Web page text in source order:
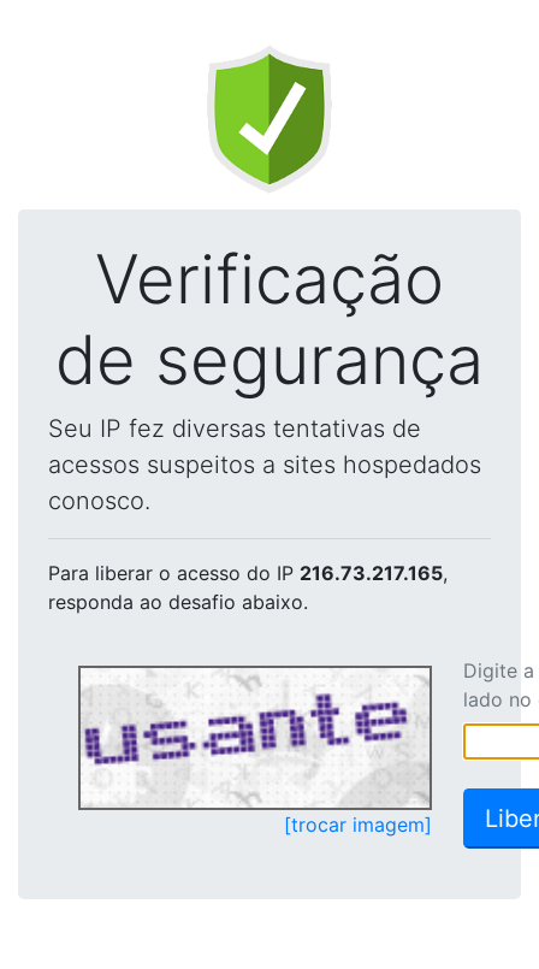
Verificação
de segurança
Seu IP fez diversas tentativas de
acessos suspeitos a sites hospedados
conosco.
Para liberar o acesso do IP 216.73.217.165,
responda ao desafio abaixo.
[trocar imagem]
Digite
lado no